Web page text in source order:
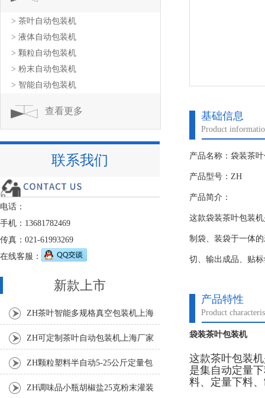
基础信息
Product
产品名称：袋装茶
产品型号：ZH
产品简介：
这款袋装茶叶包装
制袋、装袋于一体
切、输出成品、贴
产品特性
Product
袋装茶叶包装机
这款茶叶包装
是集自动定量
料、定量下料
> 茶叶自动包装机
> 液体自动包装机
> 颗粒自动包装机
> 粉末自动包装机
> 智能自动包装机
查看更多
联系我们
电话：
手机：13681782469
传真：021-61993269
在线客服：
新款上市
ZH茶叶智能多规格真空包装机上海
厂家 ZH可定制茶叶自动包装机上海厂家
ZH颗粒塑料半自动5-25公斤定量包
装机 ZH调味品小瓶胡椒盐25克粉末灌装